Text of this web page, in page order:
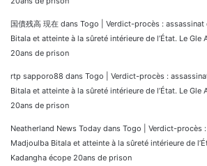
国債残高 現在 dans Togo | Verdict-procès :
Bitala et atteinte à la sûreté intérieure de l’État. Le Gle
20ans de prison
rtp sapporo88 dans Togo | Verdict-procès :
Bitala et atteinte à la sûreté intérieure de l’État. Le Gle
20ans de prison
Neatherland News Today dans Togo | Verdict-procès
Madjoulba Bitala et atteinte à la sûreté intérieure de
Kadangha écope 20ans de prison